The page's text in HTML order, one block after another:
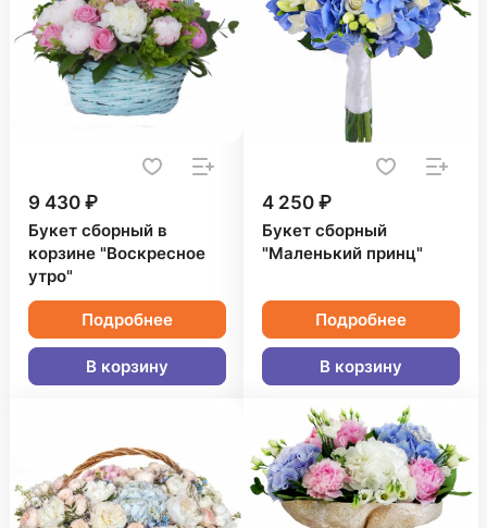
9 430 ₽
Букет сборный в
корзине "Воскресное
утро"
Подробнее
В корзину
4 250 ₽
Букет сборный
"Маленький принц"
Подробнее
В корзину